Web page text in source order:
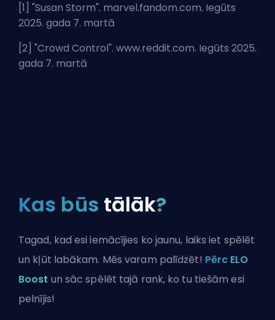
[1] "Susan Storm". marvel.fandom.com. Iegūts
2025. gada 7. martā
[2] "Crowd Control". www.reddit.com. Iegūts 2025.
gada 7. martā
Kas būs tālāk?
Tagad, kad esi iemācījies ko jaunu, laiks iet spēlēt
un kļūt labākam. Mēs varam palīdzēt! Pērc ELO
Boost un sāc spēlēt tajā rank, ko tu tiešām esi
pelnījis!